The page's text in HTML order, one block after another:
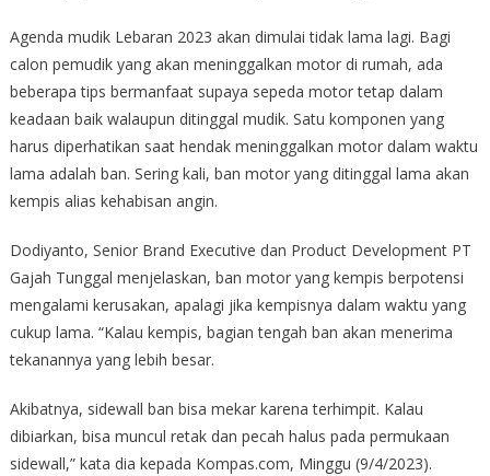
Agenda mudik Lebaran 2023 akan dimulai tidak lama lagi. Bagi
calon pemudik yang akan meninggalkan motor di rumah, ada
beberapa tips bermanfaat supaya sepeda motor tetap dalam
keadaan baik walaupun ditinggal mudik. Satu komponen yang
harus diperhatikan saat hendak meninggalkan motor dalam waktu
lama adalah ban. Sering kali, ban motor yang ditinggal lama akan
kempis alias kehabisan angin.
Dodiyanto, Senior Brand Executive dan Product Development PT
Gajah Tunggal menjelaskan, ban motor yang kempis berpotensi
mengalami kerusakan, apalagi jika kempisnya dalam waktu yang
cukup lama. “Kalau kempis, bagian tengah ban akan menerima
tekanannya yang lebih besar.
Akibatnya, sidewall ban bisa mekar karena terhimpit. Kalau
dibiarkan, bisa muncul retak dan pecah halus pada permukaan
sidewall,” kata dia kepada Kompas.com, Minggu (9/4/2023).